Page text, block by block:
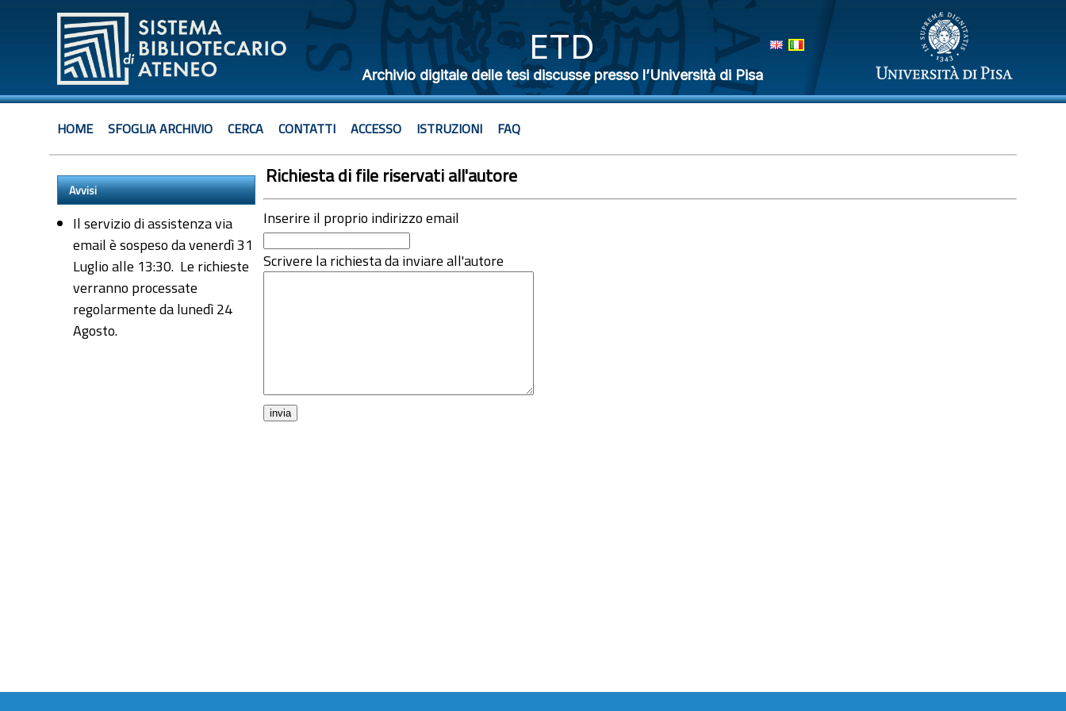
ETD
Archivio digitale delle tesi discusse presso l’Università di Pisa
HOME SFOGLIA ARCHIVIO CERCA CONTATTI ACCESSO ISTRUZIONI FAQ
Avvisi
Il servizio di assistenza via
email è sospeso da venerdì 31
Luglio alle 13:30. Le richieste
verranno processate
regolarmente da lunedì 24
Agosto.
Richiesta di file riservati all'autore
Inserire il proprio indirizzo email
Scrivere la richiesta da inviare all'autore